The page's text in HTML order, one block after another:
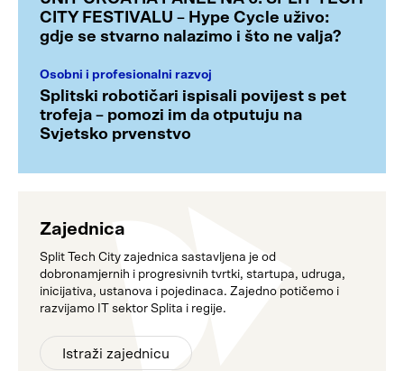
CITY FESTIVALU – Hype Cycle uživo:
gdje se stvarno nalazimo i što ne valja?
Osobni i profesionalni razvoj
Splitski robotičari ispisali povijest s pet
trofeja – pomozi im da otputuju na
Svjetsko prvenstvo
Zajednica
Split Tech City zajednica sastavljena je od
dobronamjernih i progresivnih tvrtki, startupa, udruga,
inicijativa, ustanova i pojedinaca. Zajedno potičemo i
razvijamo IT sektor Splita i regije.
Istraži zajednicu